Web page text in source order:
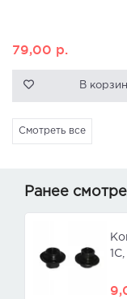
79,00 р.
В
Смотреть все
Ранее